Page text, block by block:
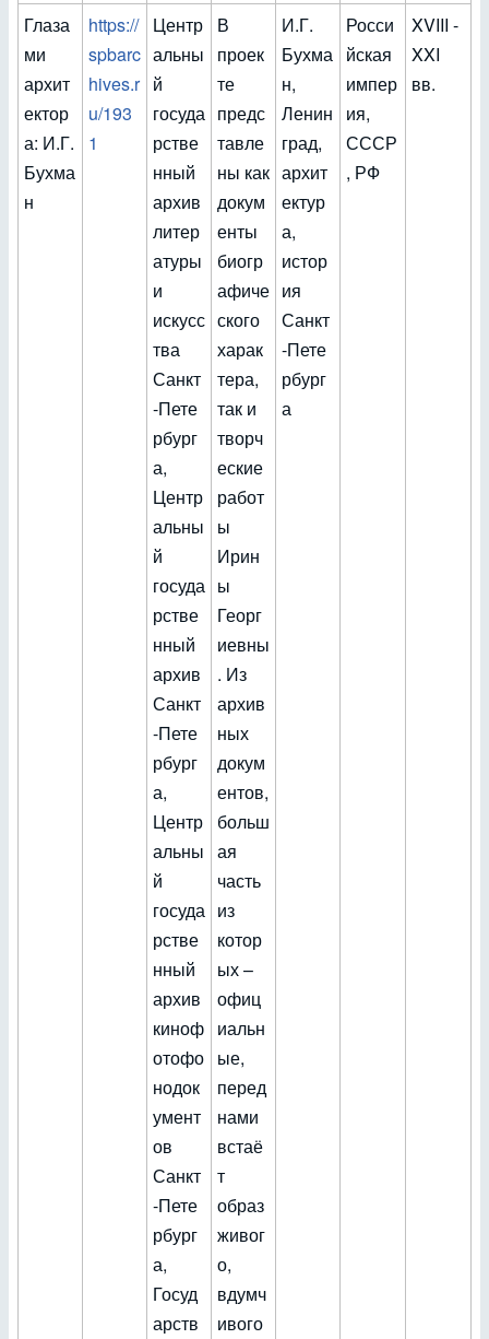
Глаза
ми
архит
ектор
а: И.Г.
Бухма
н
https://
spbarc
hives.r
u/193
1
Центр
альны
й
госуда
рстве
нный
архив
литер
атуры
и
искусс
тва
Санкт
-Пете
рбург
а,
Центр
альны
й
госуда
рстве
нный
архив
Санкт
-Пете
рбург
а,
Центр
альны
й
госуда
рстве
нный
архив
киноф
отофо
нодок
умент
ов
Санкт
-Пете
рбург
а,
Госуд
арств
В
проек
те
предс
тавле
ны как
докум
енты
биогр
афиче
ского
харак
тера,
так и
творч
еские
работ
ы
Ирин
ы
Георг
иевны
. Из
архив
ных
докум
ентов,
больш
ая
часть
из
котор
ых –
офиц
иальн
ые,
перед
нами
встаё
т
образ
живог
о,
вдумч
ивого
И.Г.
Бухма
н,
Ленин
град,
архит
ектур
а,
истор
ия
Санкт
-Пете
рбург
а
Росси
йская
импер
ия,
СССР
, РФ
XVIII -
XXI
вв.